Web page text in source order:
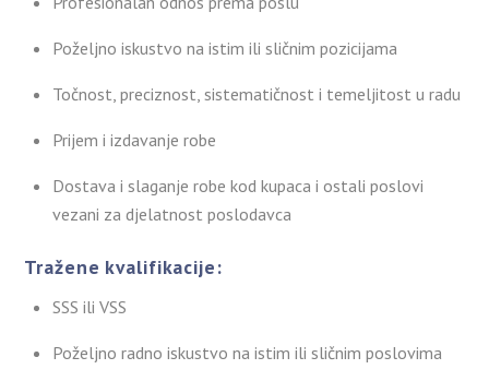
Poželjno iskustvo na istim ili sličnim pozicijama
Točnost, preciznost, sistematičnost i temeljitost u radu
Prijem i izdavanje robe
Dostava i slaganje robe kod kupaca i ostali poslovi
vezani za djelatnost poslodavca
Tražene kvalifikacije:
SSS ili VSS
Poželjno radno iskustvo na istim ili sličnim poslovima